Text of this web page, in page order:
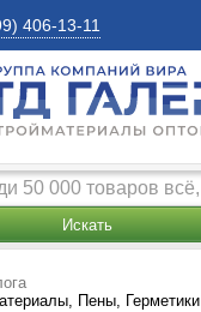
406-13-11
Искать
Пены, Герметики